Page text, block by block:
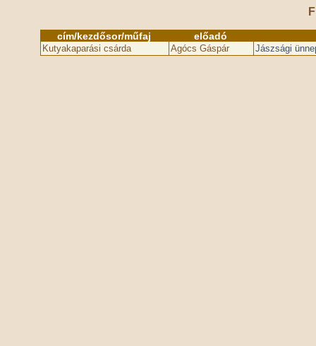
cím/kezdősor/műfaj előadó
Kutyakaparási csárda Agócs Gáspár Jászsági